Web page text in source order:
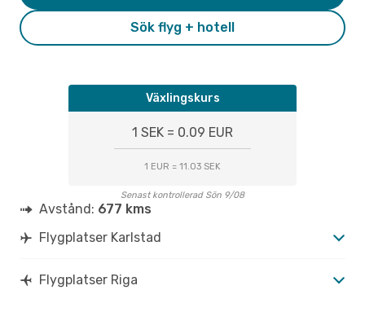
Sök flyg + hotell
Växlingskurs
1 SEK = 0.09 EUR
1 EUR = 11.03 SEK
Senast kontrollerad Sön 9/08
Avstånd: 677 kms
Flygplatser Karlstad
Flygplatser Riga